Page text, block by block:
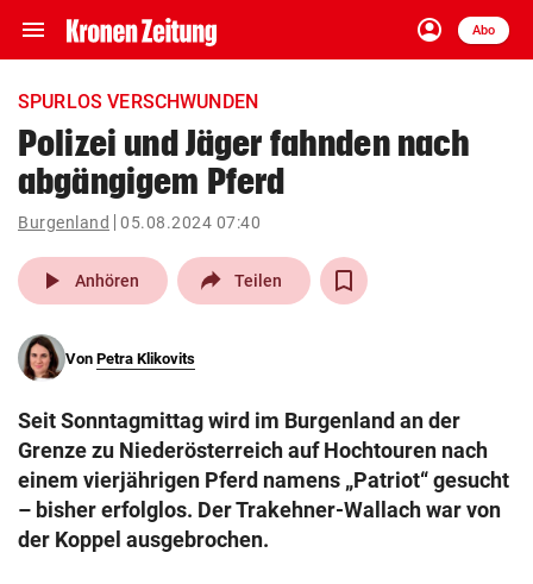
menu Navigation
ein-/ausklappen
account_circle
Anmelden
Abo
close Schließen
account_circle Anmelden
pin_drop
Wien arrow_right
search
eingeben
© Krone Multimedia GmbH & Co KG 2026
SPURLOS VERSCHWUNDEN
Polizei und Jäger fahnden nach
abgängigem Pferd
Burgenland 05.08.2024 07:40
play_arrow Anhören Teilen
Von Petra Klikovits
Seit Sonntagmittag wird im Burgenland an der
Grenze zu Niederösterreich auf Hochtouren nach
einem vierjährigen Pferd namens „Patriot“ gesucht
– bisher erfolglos. Der Trakehner-Wallach war von
der Koppel ausgebrochen.